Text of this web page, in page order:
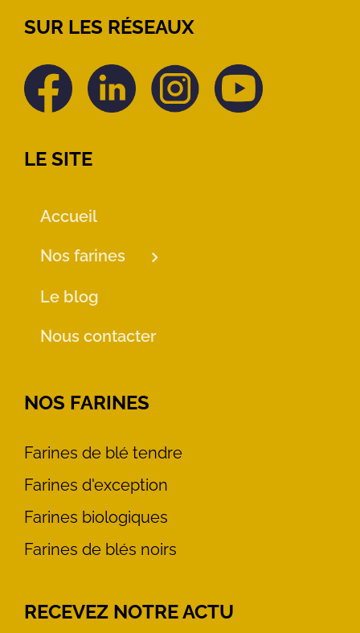
LE SITE
Accueil
Nos farines
Le blog
Nous contacter
NOS FARINES
Farines de blé tendre
Farines d'exception
Farines biologiques
Farines de blés noirs
SUR LES RÉSEAUX
RECEVEZ NOTRE ACTU